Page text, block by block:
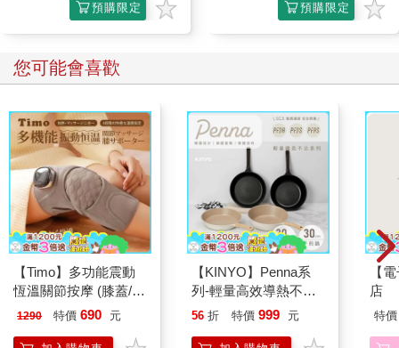
預購限定 預購限定
您可能會喜歡
【Timo】多功能震動
恆溫關節按摩 (膝蓋/
肩/手肘通用) 無線充電
1290 特價 690 元
【KINYO】Penna系
列-輕量高效導熱不沾
平煎鍋30cm
56 折 特價 999 元
【
店
特價